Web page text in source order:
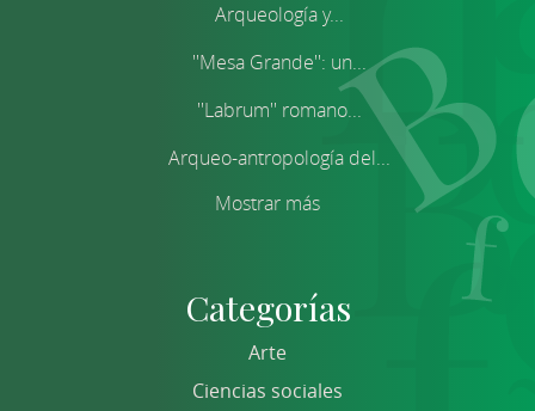
Arqueología y...
''Mesa Grande'': un...
''Labrum'' romano...
Arqueo-antropología del...
Mostrar más
Categorías
Arte
Ciencias sociales